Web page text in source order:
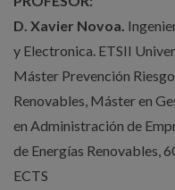
D. Xavier Novoa.
y Electronica. ETSII
Máster Prevención
Renovables, Máster en
en Administración de
de Energías Renovables,
ECTS